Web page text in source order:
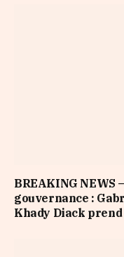
BREAKING NEWS
gouvernance :
Khady Diack prend